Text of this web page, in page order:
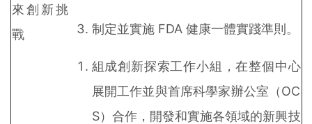
來創新挑
戰
制定並實施 FDA 健康一體實踐準則。
組成創新探索工作小組，在整個中心
展開工作並與首席科學家辦公室（OC
S）合作，開發和實施各領域的新興技